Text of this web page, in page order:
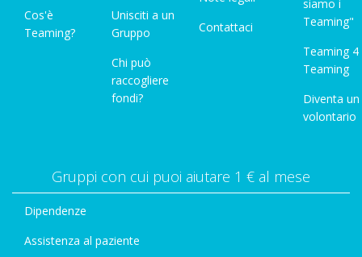
Cos'è
Teaming?
Unisciti a un
Gruppo
Chi può
raccogliere
fondi?
Contattaci
siamo i
Teaming"
Teaming 4
Teaming
Diventa un
volontario
Gruppi con cui puoi aiutare 1 € al mese
Dipendenze
Assistenza al paziente